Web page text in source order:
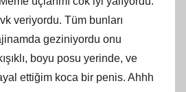
veriyordu. Tüm bunları
geziniyordu onu
boyu posu yerinde, ve
ettiğim koca bir penis. Ahhh